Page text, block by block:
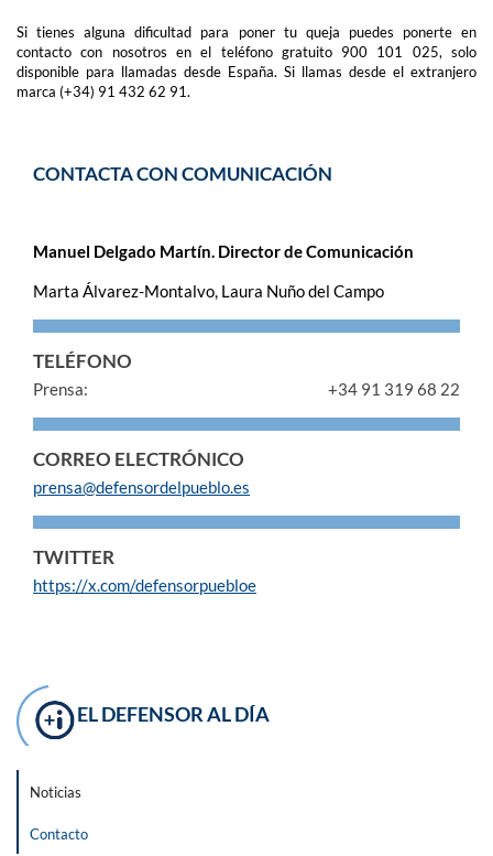
Si tienes alguna dificultad para poner tu queja puedes ponerte en
contacto con nosotros en el teléfono gratuito 900 101 025, solo
disponible para llamadas desde España. Si llamas desde el extranjero
marca (+34) 91 432 62 91.
CONTACTA CON COMUNICACIÓN
Manuel Delgado Martín. Director de Comunicación
Marta Álvarez-Montalvo, Laura Nuño del Campo
TELÉFONO
Prensa: +34 91 319 68 22
CORREO ELECTRÓNICO
prensa@defensordelpueblo.es
TWITTER
https://x.com/defensorpuebloe
EL DEFENSOR AL DÍA
Noticias
Contacto